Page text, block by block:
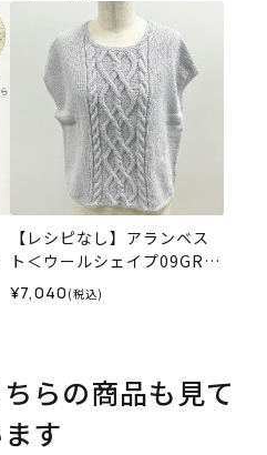
【レシピなし】アランベス
ト＜ウールシェイプ09GR＞
（編み物 材料セット）
¥7,040 (税込)
らの商品も見て
す